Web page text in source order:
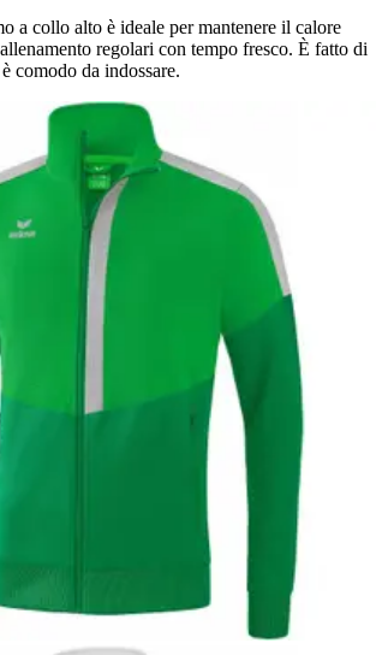
a collo alto è ideale per mantenere il calore
regolari con tempo fresco. È fatto di
comodo da indossare.